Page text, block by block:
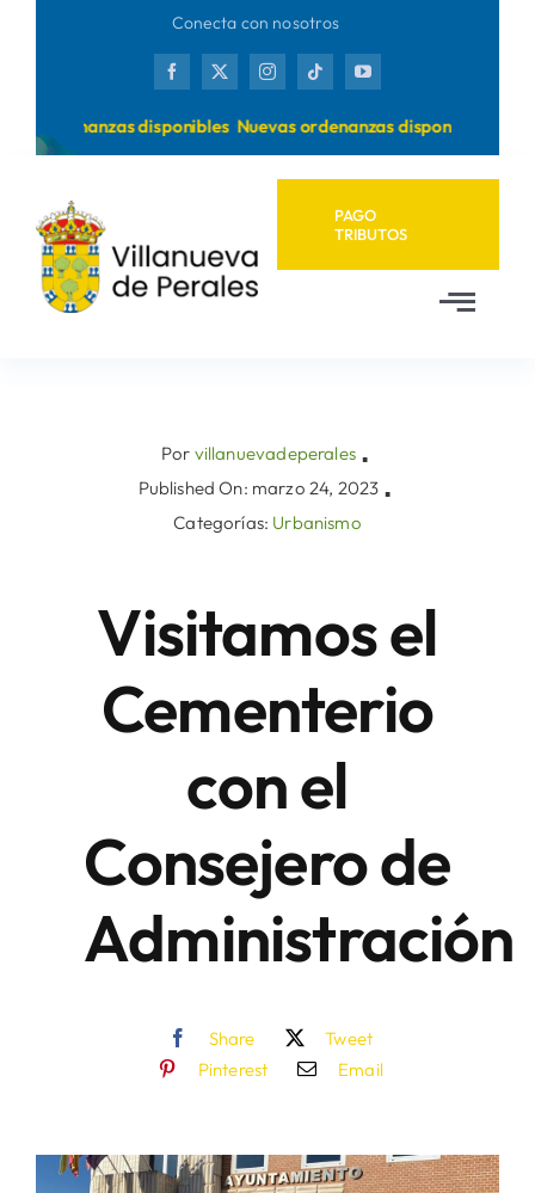
Conecta con nosotros
ordenanzas disponibles Nuevas ordenanzas disponibles
PAGO
TRIBUTOS
Ayuntamiento
Sede Electrónica
Buscar:
Por villanuevadeperales ▪
Published On: marzo 24, 2023 ▪
Categorías: Urbanismo
Visitamos el
Cementerio
con el
Consejero de
Administración
Share
Tweet
Pinterest
Email